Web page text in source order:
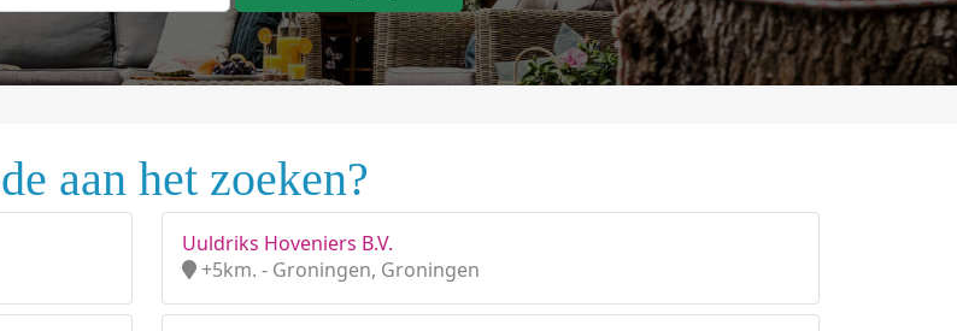
aan het zoeken?
Uuldriks Hoveniers B.V.
+5km. - Groningen, Groningen